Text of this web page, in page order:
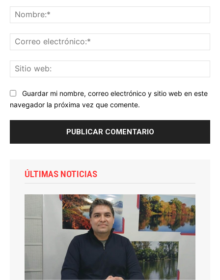
Guardar mi nombre, correo electrónico y sitio web en este
navegador la próxima vez que comente.
ÚLTIMAS NOTICIAS